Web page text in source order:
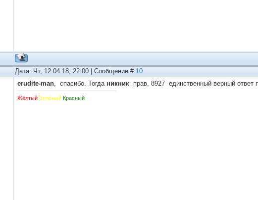
Дата: Чт, 12.04.18, 22:00 | Сообщение # 10
erudite-man, спасибо. Тогда никник прав, 8927 единственный верный ответ
Жёлтый Зелёный Красный